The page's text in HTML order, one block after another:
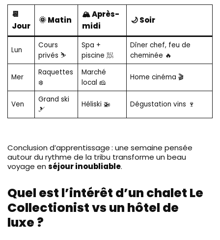
📆
Jour
🌞 Matin
🏔️ Après-
midi
🌙 Soir
Lun
Cours
privés ⛷️
Spa +
piscine 🧖
Dîner chef, feu de
cheminée 🔥
Mer
Raquettes
❄️
Marché
local 🧀
Home cinéma 🎬
Ven
Grand ski
🎿
Héliski 🚁 Dégustation vins 🍷
Conclusion d’apprentissage : une semaine pensée
autour du rythme de la tribu transforme un beau
voyage en séjour inoubliable.
Quel est l’intérêt d’un chalet Le
Collectionist vs un hôtel de
luxe ?